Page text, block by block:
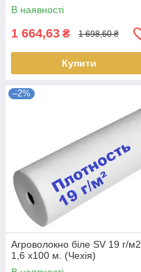
В наявності
1 664,63 ₴ 1 698,60 ₴
Купити
–2%
Агроволокно біле SV 19 г/м2
1,6 х100 м. (Чехія)